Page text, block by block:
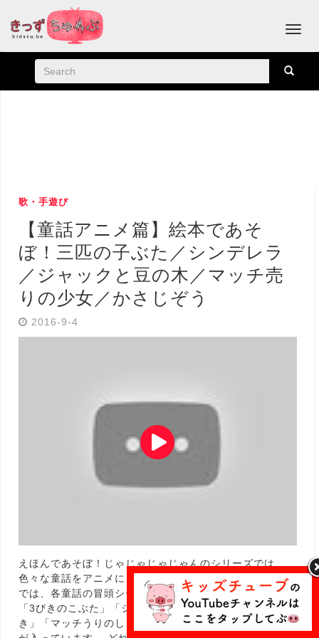
歌・手遊び
【童話アニメ篇】絵本であそ
ぼ！三匹の子ぶた／シンデレラ
／ジャックと豆の木／マッチ売
りの少女／かさじぞう
2016-9-4
えほんであそぼ！じゃじゃじゃじゃんのシリーズでは、
色々な童話をアニメにしてご紹介しています。 この動画
では、各童話の冒頭シーンを少しだけご紹介しています。
「3びきのこぶた」「シンデレラ」「ジャックとまめの
き」「マッチうりのしょうじょ」「かさじぞう」のシーン